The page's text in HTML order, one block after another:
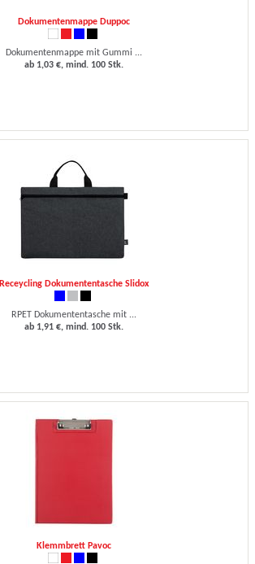
Dokumentenmappe Duppoc
Dokumentenmappe mit Gummi ...
ab 1,03 €, mind. 100 Stk.
Receycling Dokumententasche Slidox
RPET Dokumententasche mit ...
ab 1,91 €, mind. 100 Stk.
Klemmbrett Pavoc